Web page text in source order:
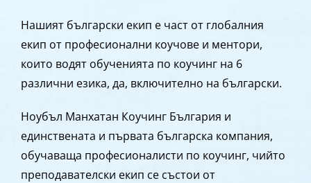
Нашият български екип е част от глобалния
екип от професионални коучове и ментори,
които водят обученията по коучинг на 6
различни езика, да, включително на български.
Ноубъл Манхатан Коучинг България и
единствената и първата българска компания,
обучаваща професионалисти по коучинг, чийто
преподавателски екип се състои от